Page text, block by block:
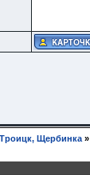
Щербинка »